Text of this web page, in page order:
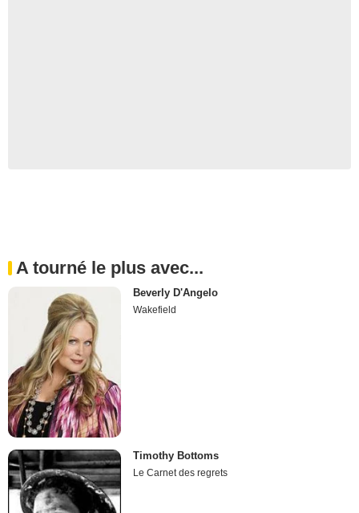
A tourné le plus avec...
Beverly D'Angelo
Wakefield
Timothy Bottoms
Le Carnet des regrets